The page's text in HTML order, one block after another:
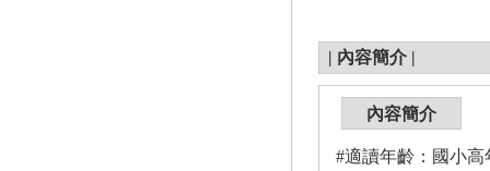
| 內容簡介 |
內容簡介
#適讀年齡：國小高